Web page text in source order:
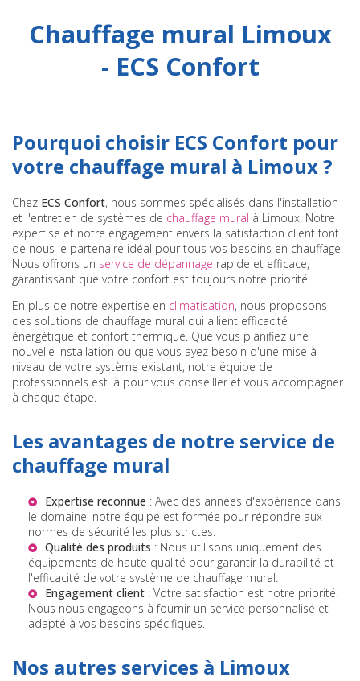
Chauffage mural Limoux
- ECS Confort
Pourquoi choisir ECS Confort pour
votre chauffage mural à Limoux ?
Chez ECS Confort, nous sommes spécialisés dans l'installation
et l'entretien de systèmes de chauffage mural à Limoux. Notre
expertise et notre engagement envers la satisfaction client font
de nous le partenaire idéal pour tous vos besoins en chauffage.
Nous offrons un service de dépannage rapide et efficace,
garantissant que votre confort est toujours notre priorité.
En plus de notre expertise en climatisation, nous proposons
des solutions de chauffage mural qui allient efficacité
énergétique et confort thermique. Que vous planifiez une
nouvelle installation ou que vous ayez besoin d'une mise à
niveau de votre système existant, notre équipe de
professionnels est là pour vous conseiller et vous accompagner
à chaque étape.
Les avantages de notre service de
chauffage mural
Expertise reconnue : Avec des années d'expérience dans
le domaine, notre équipe est formée pour répondre aux
normes de sécurité les plus strictes.
Qualité des produits : Nous utilisons uniquement des
équipements de haute qualité pour garantir la durabilité et
l'efficacité de votre système de chauffage mural.
Engagement client : Votre satisfaction est notre priorité.
Nous nous engageons à fournir un service personnalisé et
adapté à vos besoins spécifiques.
Nos autres services à Limoux